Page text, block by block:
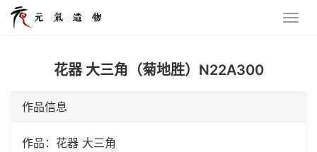
花器 大三角（菊地胜）N22A300
作品信息
作品：花器 大三角